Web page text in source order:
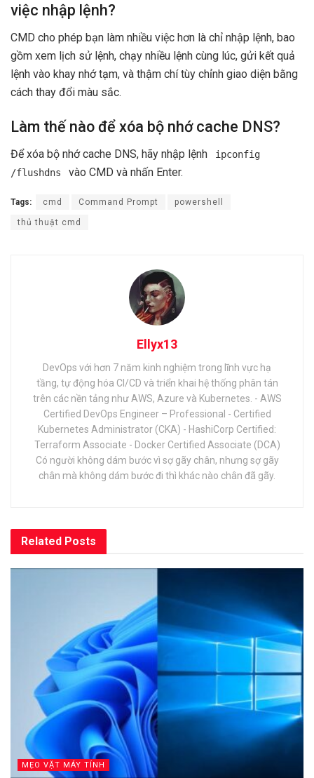
việc nhập lệnh?
CMD cho phép bạn làm nhiều việc hơn là chỉ nhập lệnh, bao
gồm xem lịch sử lệnh, chạy nhiều lệnh cùng lúc, gửi kết quả
lệnh vào khay nhớ tạm, và thậm chí tùy chỉnh giao diện bằng
cách thay đổi màu sắc.
Làm thế nào để xóa bộ nhớ cache DNS?
Để xóa bộ nhớ cache DNS, hãy nhập lệnh
ipconfig
/flushdns
vào CMD và nhấn Enter.
Tags: cmd Command Prompt powershell
thủ thuật cmd
Ellyx13
DevOps với hơn 7 năm kinh nghiệm trong lĩnh vực hạ
tầng, tự động hóa CI/CD và triển khai hệ thống phân tán
trên các nền tảng như AWS, Azure và Kubernetes. - AWS
Certified DevOps Engineer – Professional - Certified
Kubernetes Administrator (CKA) - HashiCorp Certified:
Terraform Associate - Docker Certified Associate (DCA)
Có người không dám bước vì sợ gãy chân, nhưng sợ gãy
chân mà không dám bước đi thì khác nào chân đã gãy.
Related Posts
MẸO VẶT MÁY TÍNH